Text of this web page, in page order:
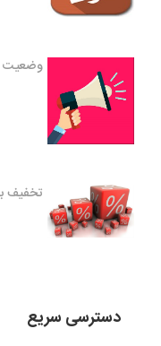
وضعیت
تخفیف
دسترسی سریع